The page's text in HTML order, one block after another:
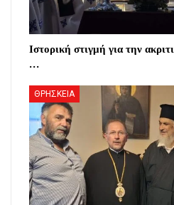
Ιστορική στιγμή για την
…
ΘΡΗΣΚΕΙΑ